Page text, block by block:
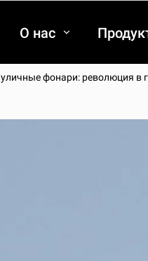
О нас
фонари: революция в